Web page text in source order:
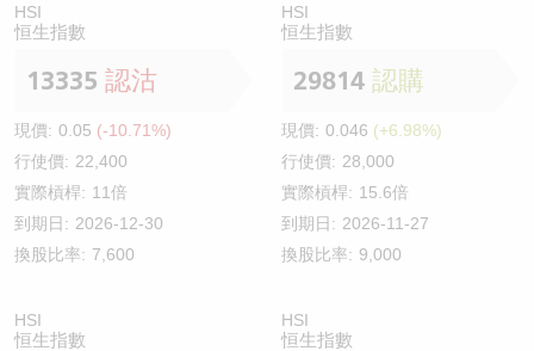
HSI
恒生指數
13335 認沽
現價: 0.05 (-10.71%)
行使價: 22,400
實際槓桿: 11倍
到期日: 2026-12-30
換股比率: 7,600
HSI
恒生指數
29814 認購
現價: 0.046 (+6.98%)
行使價: 28,000
實際槓桿: 15.6倍
到期日: 2026-11-27
換股比率: 9,000
HSI
恒生指數
HSI
恒生指數